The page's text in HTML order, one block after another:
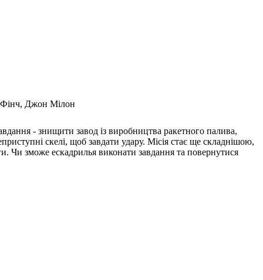
Фінч, Джон Мілон
- знищити завод із виробництва ракетного палива,
скелі, щоб завдати удару. Місія стає ще складнішою,
Чи зможе ескадрилья виконати завдання та повернутися